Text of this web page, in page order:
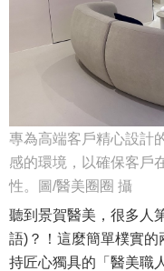
專為高端客戶精心設計
感的環境，以確保客戶
性。圖/醫美圈圈 攝
聽到景賀醫美，很多人
語)？！這麼簡單樸實
持匠心獨具的「醫美職